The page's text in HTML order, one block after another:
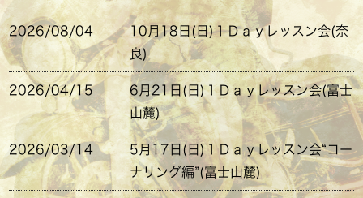
2026/08/04
10月18日(日)１Ｄａｙレッスン会(奈
良)
2026/04/15
6月21日(日)１Ｄａｙレッスン会(富士
山麓)
2026/03/14
5月17日(日)１Ｄａｙレッスン会“コー
ナリング編”(富士山麓)